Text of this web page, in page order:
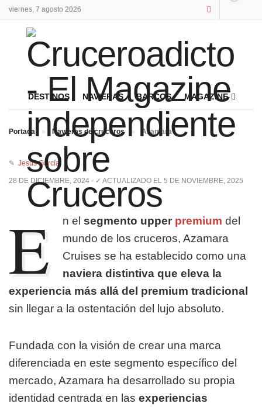
viernes, 7 agosto 2026
DESTINOS NAVIERAS BARCOS MAGAZINE
Portada » Navieras de cruceros » Azamara
✎ Jesús García
28 DE DICIEMBRE, 2024 - ✓ ACTUALIZADO EL 5 DE NOVIEMBRE, 2025
E n el segmento upper premium del
mundo de los cruceros, Azamara
Cruises se ha establecido como una
naviera distintiva que eleva la
experiencia más allá del premium tradicional
sin llegar a la ostentación del lujo absoluto.
Fundada con la visión de crear una marca
diferenciada en este segmento específico del
mercado, Azamara ha desarrollado su propia
identidad centrada en las experiencias